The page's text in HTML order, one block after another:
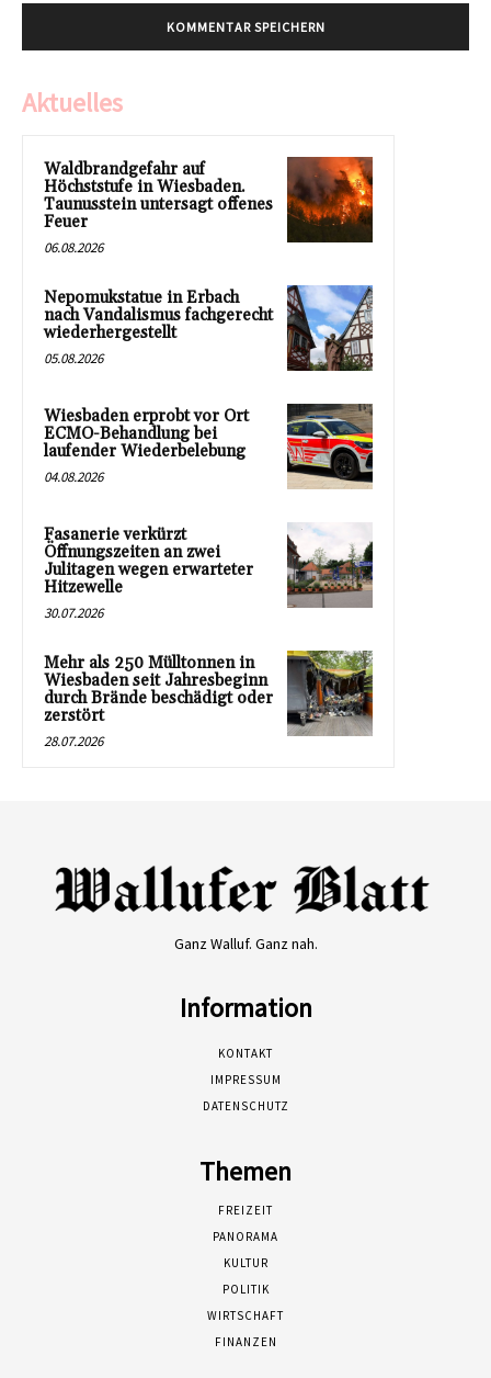
Aktuelles
Waldbrandgefahr auf
Höchststufe in Wiesbaden.
Taunusstein untersagt offenes
Feuer
06.08.2026
Nepomukstatue in Erbach
nach Vandalismus fachgerecht
wiederhergestellt
05.08.2026
Wiesbaden erprobt vor Ort
ECMO-Behandlung bei
laufender Wiederbelebung
04.08.2026
Fasanerie verkürzt
Öffnungszeiten an zwei
Julitagen wegen erwarteter
Hitzewelle
30.07.2026
Mehr als 250 Mülltonnen in
Wiesbaden seit Jahresbeginn
durch Brände beschädigt oder
zerstört
28.07.2026
Ganz Walluf. Ganz nah.
Information
KONTAKT
IMPRESSUM
DATENSCHUTZ
Themen
FREIZEIT
PANORAMA
KULTUR
POLITIK
WIRTSCHAFT
FINANZEN